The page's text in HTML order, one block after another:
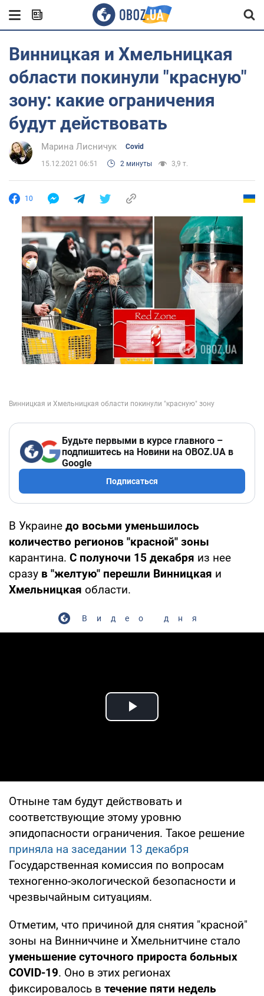
Винницкая и Хмельницкая
области покинули "красную"
зону: какие ограничения
будут действовать
Марина Лисничук Covid
15.12.2021 06:51 2 минуты 3,9 т.
10
Будьте первыми в курсе главного –
подпишитесь на Новини на OBOZ.UA в
Google
Подписаться
В Украине до восьми уменьшилось
количество регионов "красной" зоны
карантина. С полуночи 15 декабря из нее
сразу в "желтую" перешли Винницкая и
Хмельницкая области.
Видео дня
Play Video
Отныне там будут действовать и
соответствующие этому уровню
эпидопасности ограничения. Такое решение
приняла на заседании 13 декабря
Государственная комиссия по вопросам
техногенно-экологической безопасности и
чрезвычайным ситуациям.
Отметим, что причиной для снятия "красной"
зоны на Винниччине и Хмельнитчине стало
уменьшение суточного прироста больных
COVID-19. Оно в этих регионах
фиксировалось в течение пяти недель